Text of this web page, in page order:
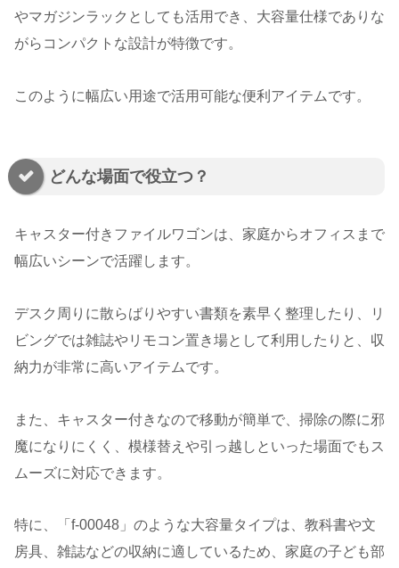
やマガジンラックとしても活用でき、大容量仕様でありな
がらコンパクトな設計が特徴です。
このように幅広い用途で活用可能な便利アイテムです。
どんな場面で役立つ？
キャスター付きファイルワゴンは、家庭からオフィスまで
幅広いシーンで活躍します。
デスク周りに散らばりやすい書類を素早く整理したり、リ
ビングでは雑誌やリモコン置き場として利用したりと、収
納力が非常に高いアイテムです。
また、キャスター付きなので移動が簡単で、掃除の際に邪
魔になりにくく、模様替えや引っ越しといった場面でもス
ムーズに対応できます。
特に、「f-00048」のような大容量タイプは、教科書や文
房具、雑誌などの収納に適しているため、家庭の子ども部